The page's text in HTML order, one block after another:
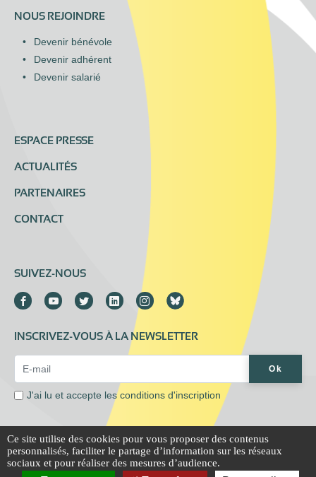
NOUS REJOINDRE
Devenir bénévole
Devenir adhérent
Devenir salarié
ESPACE PRESSE
ACTUALITÉS
PARTENAIRES
CONTACT
SUIVEZ-NOUS
INSCRIVEZ-VOUS À LA NEWSLETTER
Ok
J'ai lu et accepte lesconditions d'inscription
Mentions légales Extranet
Ce site utilise des cookies pour vous proposer des contenus
personnalisés, faciliter le partage d’information sur les réseaux
sociaux et pour réaliser des mesures d’audience.